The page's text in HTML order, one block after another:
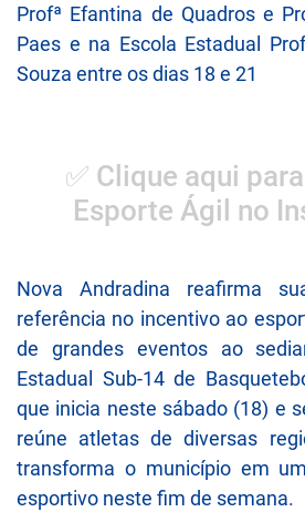
Profª Efantina de Quadros e
Paes e na Escola Estadual
Souza entre os dias 18 e 21
✅ Clique aqui
Esporte Ágil no
Nova Andradina reafirma
referência no incentivo ao
de grandes eventos ao
Estadual Sub-14 de
que inicia neste sábado (18) e
reúne atletas de diversas
transforma o município em
esportivo neste fim de semana.